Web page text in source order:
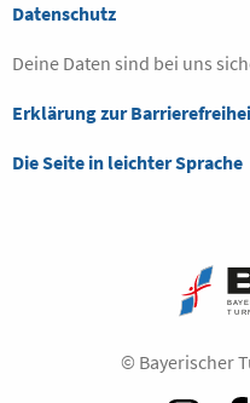
Datenschutz
Deine Daten sind bei uns
Erklärung zur
Die Seite in leichter Sprache
© Bayerischer